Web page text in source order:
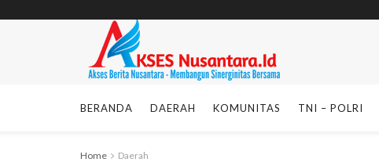
BERANDA DAERAH KOMUNITAS TNI – POLRI
Home Daerah